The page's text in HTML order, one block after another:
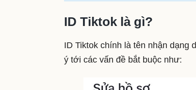
ID Tiktok là gì?
ID Tiktok chính là tên nhận dạng
ý tới các vấn đề bắt buộc như: